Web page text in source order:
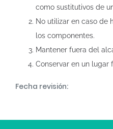
como sustitutivos de
No utilizar en caso de
los componentes.
Mantener fuera del
Conservar en un lugar
Fecha revisión: